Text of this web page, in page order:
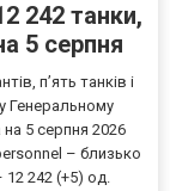
242 танки,
5 серпня
пʼять танків і
Генеральному
5 серпня 2026
– близько
12 242 (+5) од.